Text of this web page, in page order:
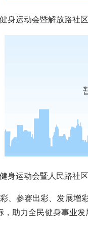
运动会暨解放路社
运动会暨人民路社
参赛出彩、发展增
助力全民健身事业